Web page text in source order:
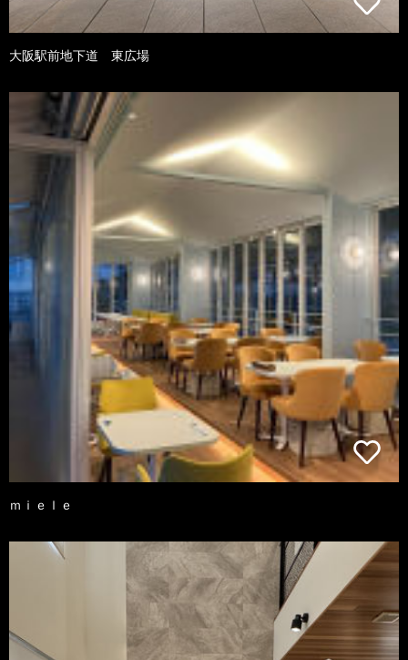
大阪駅前地下道 東広場
ｍｉｅｌｅ